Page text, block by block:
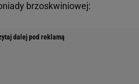
brzoskwiniowej: